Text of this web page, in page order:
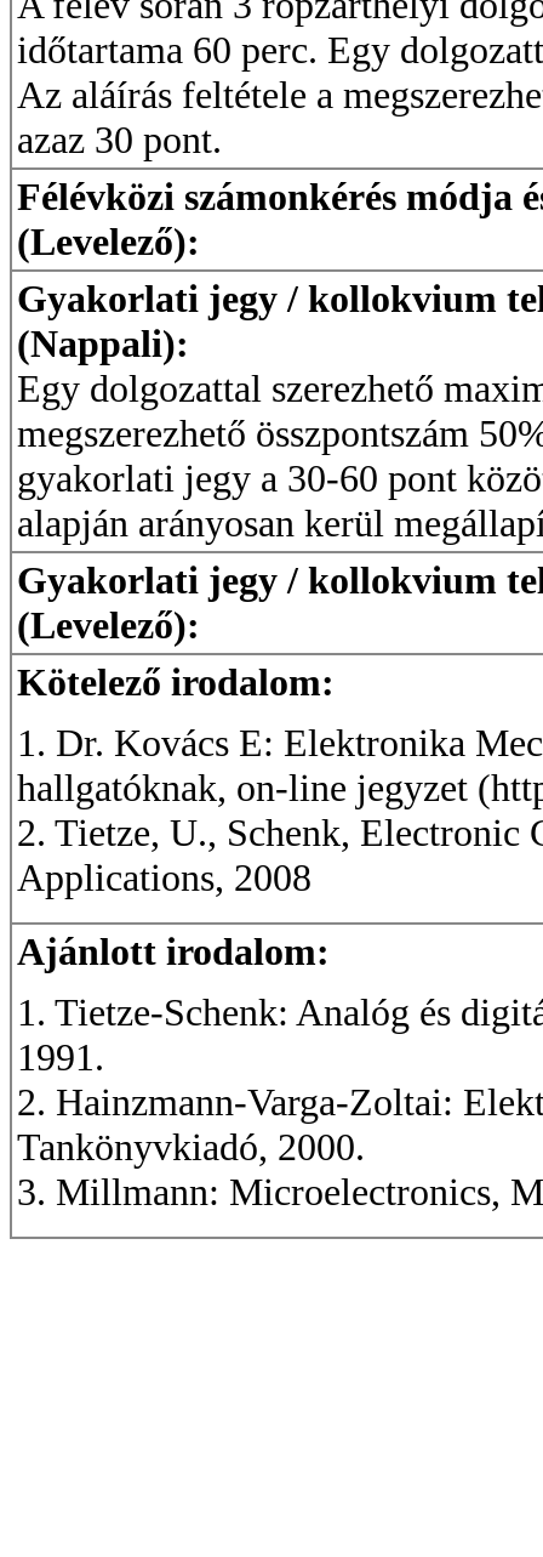
időtartama 60 perc. Egy
Az aláírás feltétele a
azaz 30 pont.
Félévközi számonkérés módja
(Levelező):
Gyakorlati jegy / kollokvium
(Nappali):
Egy dolgozattal szerezhető
megszerezhető összpontszám
gyakorlati jegy a 30-60 pont
alapján arányosan kerül
Gyakorlati jegy / kollokvium
(Levelező):
Kötelező irodalom:
1. Dr. Kovács E: Elektronika
hallgatóknak, on-line jegyzet
2. Tietze, U., Schenk,
Applications, 2008
Ajánlott irodalom:
1. Tietze-Schenk: Analóg és
1991.
2. Hainzmann-Varga-Zoltai:
Tankönyvkiadó, 2000.
3. Millmann: Microelectronics,